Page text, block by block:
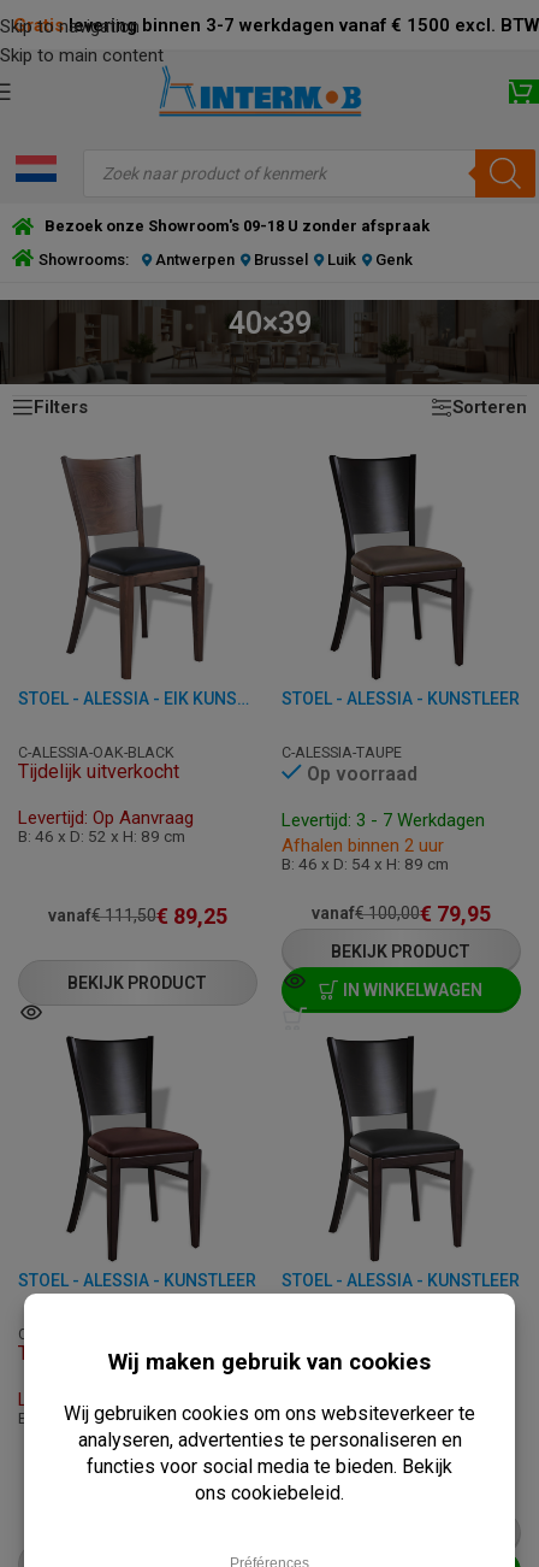
Skip to navigation
Skip to main content
Gratislevering binnen 3-7 werkdagen vanaf € 1500 excl.
Bezoek onze Showroom's 09-18 U zonder afspraak
Showrooms:
Antwerpen Brussel Luik Genk
40×39
HOME/PRODUCT ZITTING (CM) 40×39
Toont alle 6 resultaten
Filters
Sorteren
STOEL - ALESSIA - EIK KUNSTLEER
C-ALESSIA-OAK-BLACK
Tijdelijk uitverkocht
Levertijd: Op Aanvraag
B: 46 x D: 52 x H: 89 cm
vanaf€111,50€ 89,25
BEKIJK PRODUCT
STOEL - ALESSIA - KUNSTLEER
C-ALESSIA-TAUPE
Op voorraad
Levertijd: 3 - 7 Werkdagen
Afhalen binnen 2 uur
B: 46 x D: 54 x H: 89 cm
vanaf€100,00€ 79,95
BEKIJK PRODUCT
IN WINKELWAGEN
STOEL - ALESSIA - KUNSTLEER
C-ALESSIA-BROWN
Tijdelijk uitverkocht
Levertijd: Op Aanvraag
B: 46 x D: 54 x H: 89 cm
79,95
STOEL - ALESSIA - KUNSTLEER
Op voorraad
Levertijd: 3 - 7 Werkdagen
Afhalen binnen 2 uur
B: 46 x D: 54 x H: 89 cm
vanaf